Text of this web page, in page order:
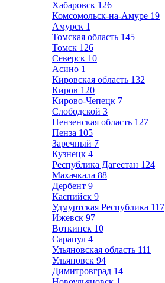
Хабаровск 126
Комсомольск-на-Амуре 19
Амурск 1
Томская область 145
Томск 126
Северск 10
Асино 1
Кировская область 132
Киров 120
Кирово-Чепецк 7
Слободской 3
Пензенская область 127
Пенза 105
Заречный 7
Кузнецк 4
Республика Дагестан 124
Махачкала 88
Дербент 9
Каспийск 9
Удмуртская Республика 117
Ижевск 97
Воткинск 10
Сарапул 4
Ульяновская область 111
Ульяновск 94
Димитровград 14